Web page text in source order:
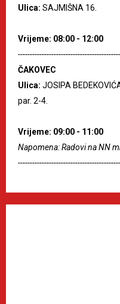
Ulica: SAJMIŠNA 16.
Vrijeme: 08:00 - 12:00
ČAKOVEC
Ulica: JOSIPA
par. 2-4.
Vrijeme: 09:00 - 11:00
Napomena: Radovi na NN